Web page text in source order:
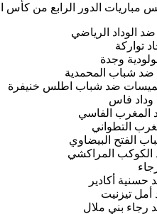
الدور الرابع من كأس العرش المغربي ,
ضد الوداد الرياضي
تواركة
وجدة
ضد شباب المحمدية
ضد شباب اطلس خنيفرة
وداد فاس
المغرب الفاسي
التطواني
الفتح البيضاوي
الكوكب المراكشي
أكادير
تيزنيت
رجاء بني ملال